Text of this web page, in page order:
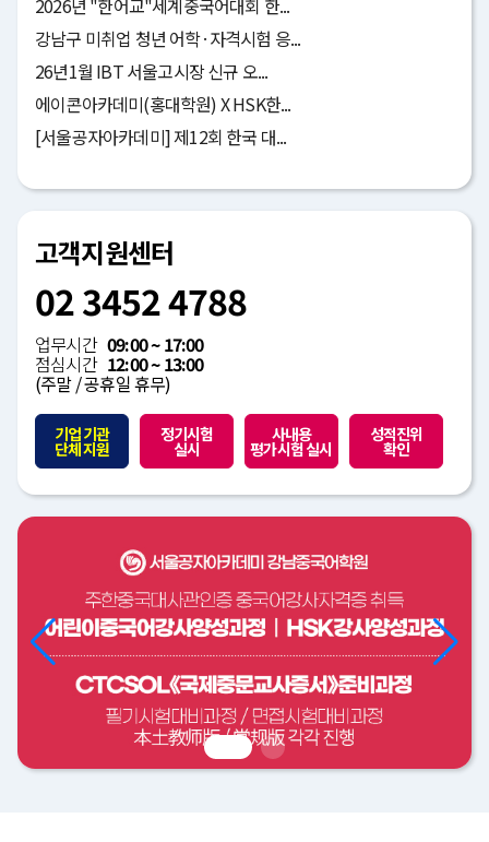
강남구 미취업 청년 어학·자격시험 응...
26년1월 IBT 서울고시장 신규 오...
에이콘아카데미(홍대학원) X HSK한...
[서울공자아카데미] 제12회 한국 대...
고객지원센터
02 3452 4788
업무시간 09:00 ~ 17:00
점심시간 12:00 ~ 13:00
(주말 / 공휴일 휴무)
기업 기관
단체 지원
정기시험
실시
사내용
평가시험 실시
성적진위
확인